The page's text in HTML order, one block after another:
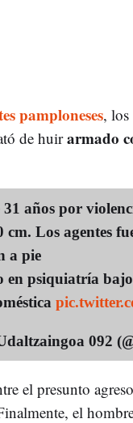
pamploneses, los
de huirarmado
años por
cm. Los agentes
a pie
en psiquiatría
092
el presunto
el